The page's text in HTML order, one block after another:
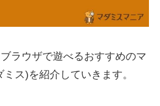
ラウザで遊べるおすすめのマ
ス)を紹介していきます。